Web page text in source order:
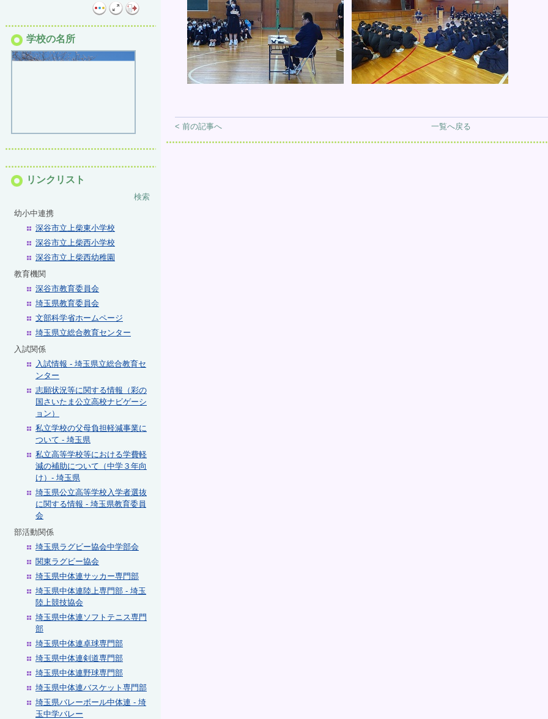
学校の名所
リンクリスト
検索
幼小中連携
深谷市立上柴東小学校
深谷市立上柴西小学校
深谷市立上柴西幼稚園
教育機関
深谷市教育委員会
埼玉県教育委員会
文部科学省ホームページ
埼玉県立総合教育センター
入試関係
入試情報 - 埼玉県立総合教育セ
ンター
志願状況等に関する情報（彩の
国さいたま公立高校ナビゲーシ
ョン）
私立学校の父母負担軽減事業に
ついて - 埼玉県
私立高等学校等における学費軽
減の補助について（中学３年向
け）- 埼玉県
埼玉県公立高等学校入学者選抜
に関する情報 - 埼玉県教育委員
会
部活動関係
埼玉県ラグビー協会中学部会
関東ラグビー協会
埼玉県中体連サッカー専門部
埼玉県中体連陸上専門部 - 埼玉
陸上競技協会
埼玉県中体連ソフトテニス専門
部
埼玉県中体連卓球専門部
埼玉県中体連剣道専門部
埼玉県中体連野球専門部
埼玉県中体連バスケット専門部
埼玉県バレーボール中体連 - 埼
玉中学バレー
< 前の記事へ 一覧へ戻る